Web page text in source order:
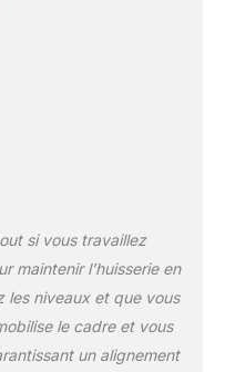
si vous travaillez
maintenir l’huisserie en
les niveaux et que vous
le cadre et vous
un alignement